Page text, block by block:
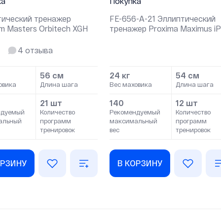
тренажер
Masters Orbitech XGH
4 отзыва
56 см
Длина шага
21 шт
Количество
программ
тренировок
FE-656-A-21 Эллиптический
тренажер Proxima Maximus
24 кг
Вес маховика
54 см
Длина шага
140
Рекомендуемый
максимальный
вес
12 шт
Количество
программ
тренировок
В КОРЗИНУ